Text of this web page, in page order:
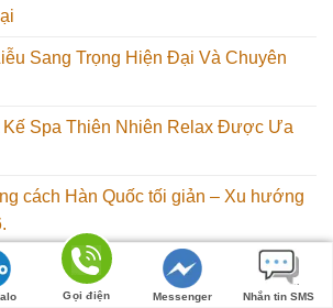
Sang Trọng Hiện Đại Và Chuyên
Kế Spa Thiên Nhiên Relax Được Ưa
cách Hàn Quốc tối giản – Xu hướng
Viện Chuyên Nghiệp – Giải Pháp
Gọi điện Messenger Nhắn tin SMS